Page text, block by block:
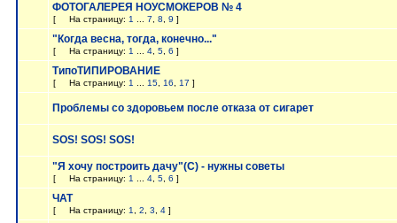
ФОТОГАЛЕРЕЯ НОУСМОКЕРОВ № 4
[ На страницу: 1 7 8 9 ]
"Когда весна, тогда, конечно..."
[ На страницу: 1 4 5 6 ]
ТипоТИПИРОВАНИЕ
[ На страницу: 1 15 16 17 ]
Проблемы со здоровьем после отказа от сигарет
SOS! SOS! SOS!
"Я хочу построить дачу"(С) - нужны советы
[ На страницу: 1 4 5 6 ]
ЧАТ
[ На страницу: 1 2 3 4 ]